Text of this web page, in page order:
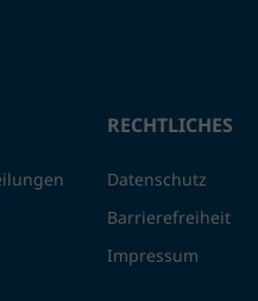
RECHTLICHES
Datenschutz
Barrierefreiheit
Impressum